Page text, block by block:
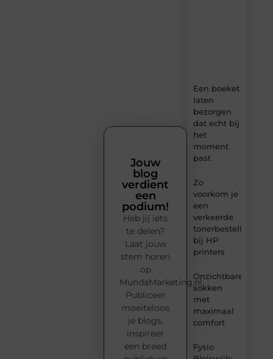
Een boeket
laten
bezorgen
dat echt bij
het
moment
past
Zo
voorkom je
een
verkeerde
tonerbestelling
bij HP
printers
Onzichtbare
sokken
met
maximaal
comfort
Fysio
Jouw
blog
verdient
een
podium!
Heb jij iets
te delen?
Laat jouw
stem horen
op
MundaMarketing.nl.
Publiceer
moeiteloos
je blogs,
inspireer
een breed